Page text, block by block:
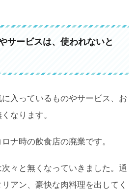
サービスは、使われないと
入っているものやサービス、お
なります。
ナ時の飲食店の廃業です。
々と無くなっていきました。通
アン、豪快な肉料理を出してく